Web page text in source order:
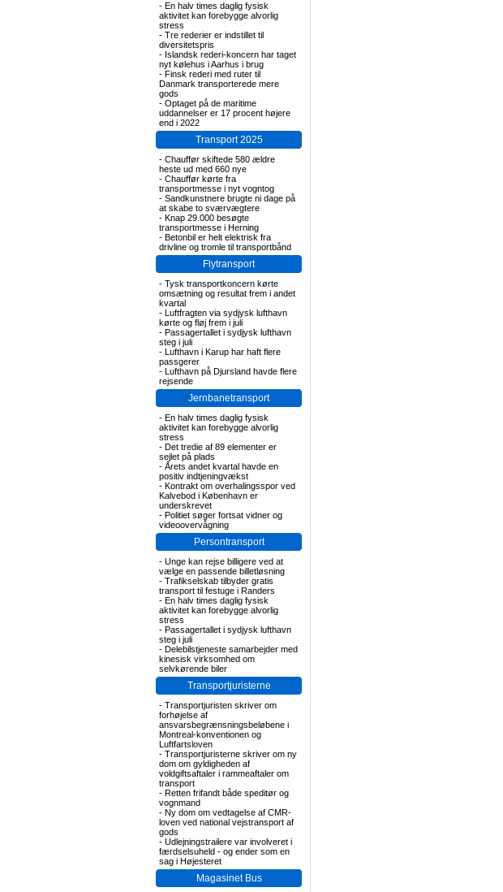
- En halv times daglig fysisk
aktivitet kan forebygge alvorlig
stress
- Tre rederier er indstillet til
diversitetspris
- Islandsk rederi-koncern har taget
nyt kølehus i Aarhus i brug
- Finsk rederi med ruter til
Danmark transporterede mere
gods
- Optaget på de maritime
uddannelser er 17 procent højere
end i 2022
Transport 2025
- Chauffør skiftede 580 ældre
heste ud med 660 nye
- Chauffør kørte fra
transportmesse i nyt vogntog
- Sandkunstnere brugte ni dage på
at skabe to sværvægtere
- Knap 29.000 besøgte
transportmesse i Herning
- Betonbil er helt elektrisk fra
drivline og tromle til transportbånd
Flytransport
- Tysk transportkoncern kørte
omsætning og resultat frem i andet
kvartal
- Luftfragten via sydjysk lufthavn
kørte og fløj frem i juli
- Passagertallet i sydjysk lufthavn
steg i juli
- Lufthavn i Karup har haft flere
passgerer
- Lufthavn på Djursland havde flere
rejsende
Jernbanetransport
- En halv times daglig fysisk
aktivitet kan forebygge alvorlig
stress
- Det tredie af 89 elementer er
sejlet på plads
- Årets andet kvartal havde en
positiv indtjeningvækst
- Kontrakt om overhalingsspor ved
Kalvebod i København er
underskrevet
- Politiet søger fortsat vidner og
videoovervågning
Persontransport
- Unge kan rejse billigere ved at
vælge en passende billetløsning
- Trafikselskab tilbyder gratis
transport til festuge i Randers
- En halv times daglig fysisk
aktivitet kan forebygge alvorlig
stress
- Passagertallet i sydjysk lufthavn
steg i juli
- Delebilstjeneste samarbejder med
kinesisk virksomhed om
selvkørende biler
Transportjuristerne
- Transportjuristen skriver om
forhøjelse af
ansvarsbegrænsningsbeløbene i
Montreal-konventionen og
Luftfartsloven
- Transportjuristerne skriver om ny
dom om gyldigheden af
voldgiftsaftaler i rammeaftaler om
transport
- Retten frifandt både speditør og
vognmand
- Ny dom om vedtagelse af CMR-
loven ved national vejstransport af
gods
- Udlejningstrailere var involveret i
færdselsuheld - og ender som en
sag i Højesteret
Magasinet Bus